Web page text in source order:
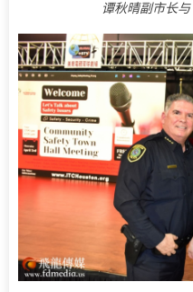
谭秋晴副市长与